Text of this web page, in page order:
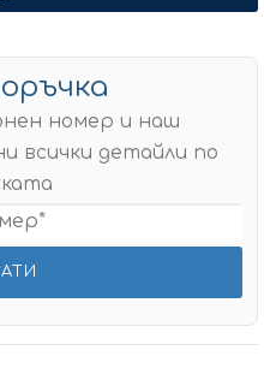
номер и наш
всички детайли по